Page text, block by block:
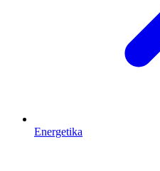
Energetika